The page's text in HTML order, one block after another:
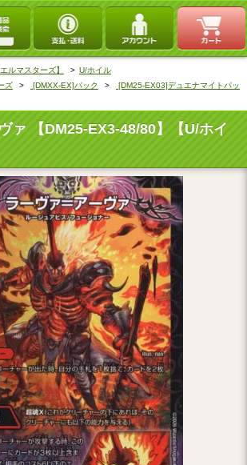
ルマスターズ】 > U/ホイル
ズ > [DMXX-EX]パック >
[DM25-EX03]デュエナマイトパッ
ァ 【DM25-EX3-48/80】【U/ホイ